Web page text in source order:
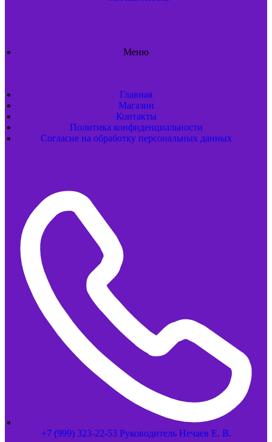
Меню
Главная
Магазин
Контакты
Политика конфиденциальности
Согласие на обработку персональных данных
+7 (999) 323-22-53 Руководитель Нечаев Е. В.